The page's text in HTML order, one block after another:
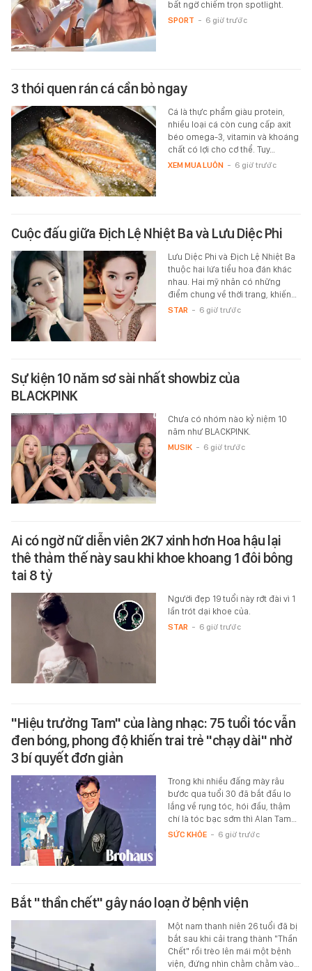
bất ngờ chiếm trọn spotlight.
SPORT - 6 giờ trước
3 thói quen rán cá cần bỏ ngay
Cá là thực phẩm giàu protein,
nhiều loại cá còn cung cấp axit
béo omega-3, vitamin và khoáng
chất có lợi cho cơ thể. Tuy…
XEM MUA LUÔN - 6 giờ trước
Cuộc đấu giữa Địch Lệ Nhiệt Ba và Lưu Diệc Phi
Lưu Diệc Phi và Địch Lệ Nhiệt Ba
thuộc hai lứa tiểu hoa đán khác
nhau. Hai mỹ nhân có những
điểm chung về thời trang, khiến…
STAR - 6 giờ trước
Sự kiện 10 năm sơ sài nhất showbiz của
BLACKPINK
Chưa có nhóm nào kỷ niệm 10
năm như BLACKPINK.
MUSIK - 6 giờ trước
Ai có ngờ nữ diễn viên 2K7 xinh hơn Hoa hậu lại
thê thảm thế này sau khi khoe khoang 1 đôi bông
tai 8 tỷ
Người đẹp 19 tuổi này rớt đài vì 1
lần trót dại khoe của.
STAR - 6 giờ trước
"Hiệu trưởng Tam" của làng nhạc: 75 tuổi tóc vẫn
đen bóng, phong độ khiến trai trẻ "chạy dài" nhờ
3 bí quyết đơn giản
Trong khi nhiều đấng mày râu
bước qua tuổi 30 đã bắt đầu lo
lắng về rụng tóc, hói đầu, thậm
chí là tóc bạc sớm thì Alan Tam…
SỨC KHỎE - 6 giờ trước
Bắt "thần chết" gây náo loạn ở bệnh viện
Một nam thanh niên 26 tuổi đã bị
bắt sau khi cải trang thành "Thần
Chết" rồi trèo lên mái một bệnh
viện, đứng nhìn chằm chằm vào…